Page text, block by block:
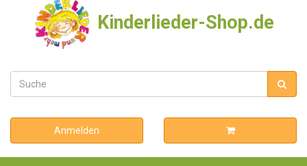
Kinderlieder-Shop.de
Anmelden